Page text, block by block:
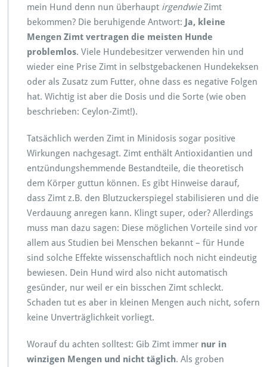
mein Hund denn nun überhaupt irgendwieZimt
bekommen? Die beruhigende Antwort: Ja, kleine
Mengen Zimt vertragen die meisten Hunde
problemlos. Viele Hundebesitzer verwenden hin und
wieder eine Prise Zimt in selbstgebackenen Hundekeksen
oder als Zusatz zum Futter, ohne dass es negative Folgen
hat. Wichtig ist aber die Dosis und die Sorte (wie oben
beschrieben: Ceylon-Zimt!).
Tatsächlich werden Zimt in Minidosis sogar positive
Wirkungen nachgesagt. Zimt enthält Antioxidantien und
entzündungshemmende Bestandteile, die theoretisch
dem Körper guttun können. Es gibt Hinweise darauf,
dass Zimt z.B. den Blutzuckerspiegel stabilisieren und die
Verdauung anregen kann. Klingt super, oder? Allerdings
muss man dazu sagen: Diese möglichen Vorteile sind vor
allem aus Studien bei Menschen bekannt – für Hunde
sind solche Effekte wissenschaftlich noch nicht eindeutig
bewiesen. Dein Hund wird also nicht automatisch
gesünder, nur weil er ein bisschen Zimt schleckt.
Schaden tut es aber in kleinen Mengen auch nicht, sofern
keine Unverträglichkeit vorliegt.
Worauf du achten solltest: Gib Zimt immer nur in
winzigen Mengen und nicht täglich. Als groben